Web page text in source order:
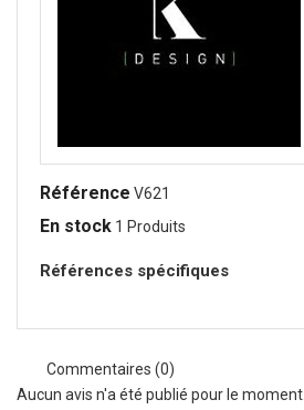
Référence V621
En stock 1 Produits
Références spécifiques
Commentaires (0)
Aucun avis n'a été publié pour le moment.